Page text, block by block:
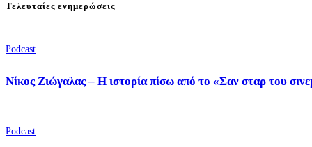
Τελευταίες ενημερώσεις
Podcast
Νίκος Ζιώγαλας – Η ιστορία πίσω από το «Σαν σταρ του
Podcast